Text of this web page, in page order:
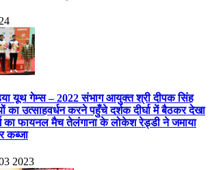
यूथ गेम्स – 2022 संभाग आयुक्त श्री दीपक सिंह
का उत्साहवर्धन करने पहुँचे दर्शक दीर्घा में बैठकर देखा
का फायनल मैच तेलंगाना के लोकेश रेड्डी ने जमाया
कब्जा
2023